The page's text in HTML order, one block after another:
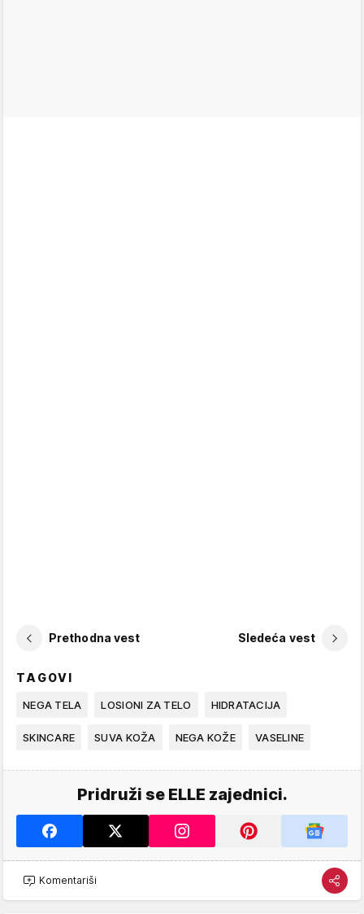
Prethodna vest Sledeća vest
TAGOVI
NEGA TELA LOSIONI ZA TELO HIDRATACIJA
SKINCARE SUVA KOŽA NEGA KOŽE VASELINE
Pridruži se ELLE zajednici.
Komentariši